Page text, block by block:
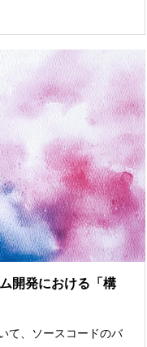
開発における「構
て、ソースコードのバ